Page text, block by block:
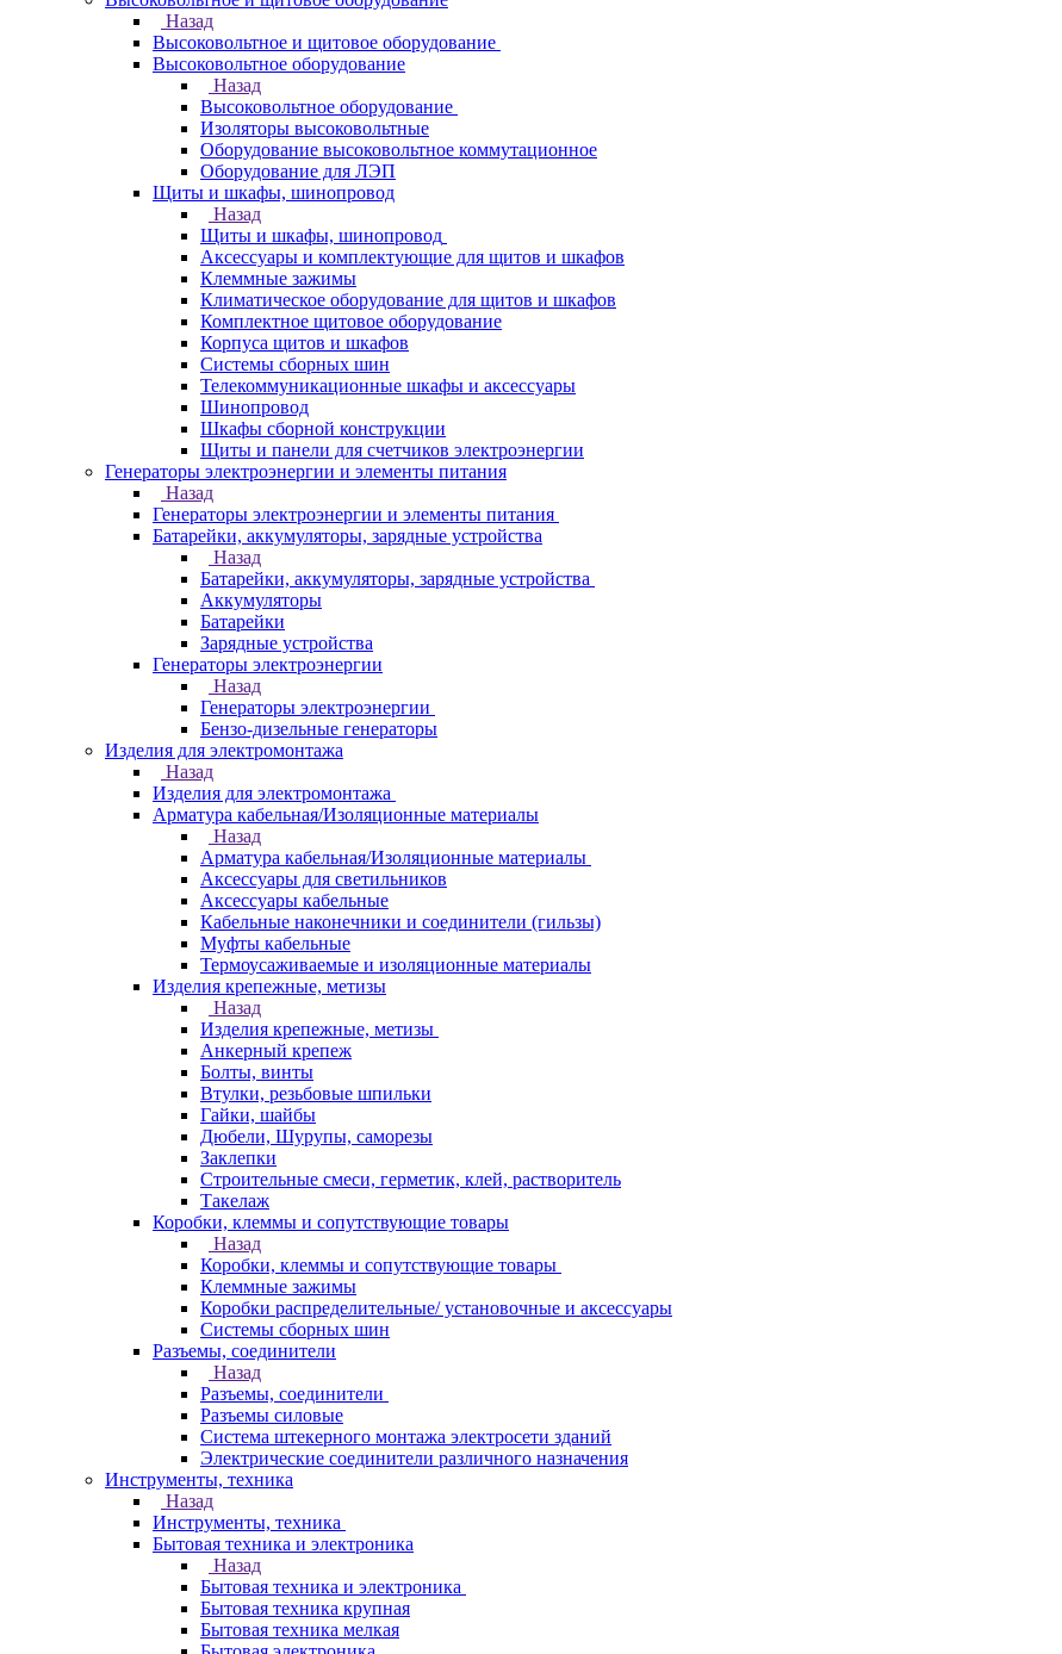
Назад
Высоковольтное и щитовое оборудование
Высоковольтное оборудование
Назад
Высоковольтное оборудование
Изоляторы высоковольтные
Оборудование высоковольтное коммутационное
Оборудование для ЛЭП
Щиты и шкафы, шинопровод
Назад
Щиты и шкафы, шинопровод
Аксессуары и комплектующие для щитов и шкафов
Клеммные зажимы
Климатическое оборудование для щитов и шкафов
Комплектное щитовое оборудование
Корпуса щитов и шкафов
Системы сборных шин
Телекоммуникационные шкафы и аксессуары
Шинопровод
Шкафы сборной конструкции
Щиты и панели для счетчиков электроэнергии
Генераторы электроэнергии и элементы питания
Назад
Генераторы электроэнергии и элементы питания
Батарейки, аккумуляторы, зарядные устройства
Назад
Батарейки, аккумуляторы, зарядные устройства
Аккумуляторы
Батарейки
Зарядные устройства
Генераторы электроэнергии
Назад
Генераторы электроэнергии
Бензо-дизельные генераторы
Изделия для электромонтажа
Назад
Изделия для электромонтажа
Арматура кабельная/Изоляционные материалы
Назад
Арматура кабельная/Изоляционные материалы
Аксессуары для светильников
Аксессуары кабельные
Кабельные наконечники и соединители (гильзы)
Муфты кабельные
Термоусаживаемые и изоляционные материалы
Изделия крепежные, метизы
Назад
Изделия крепежные, метизы
Анкерный крепеж
Болты, винты
Втулки, резьбовые шпильки
Гайки, шайбы
Дюбели, Шурупы, саморезы
Заклепки
Строительные смеси, герметик, клей, растворитель
Такелаж
Коробки, клеммы и сопутствующие товары
Назад
Коробки, клеммы и сопутствующие товары
Клеммные зажимы
Коробки распределительные/ установочные и аксессуары
Системы сборных шин
Разъемы, соединители
Назад
Разъемы, соединители
Разъемы силовые
Система штекерного монтажа электросети зданий
Электрические соединители различного назначения
Инструменты, техника
Назад
Инструменты, техника
Бытовая техника и электроника
Назад
Бытовая техника и электроника
Бытовая техника крупная
Бытовая техника мелкая